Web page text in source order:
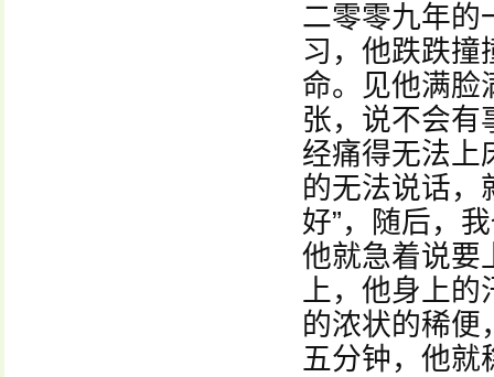
二零零九年的
习，他跌跌撞
命。见他满脸
张，说不会有
经痛得无法上
的无法说话，
好”，随后，
他就急着说要
上，他身上的
的浓状的稀便
五分钟，他就